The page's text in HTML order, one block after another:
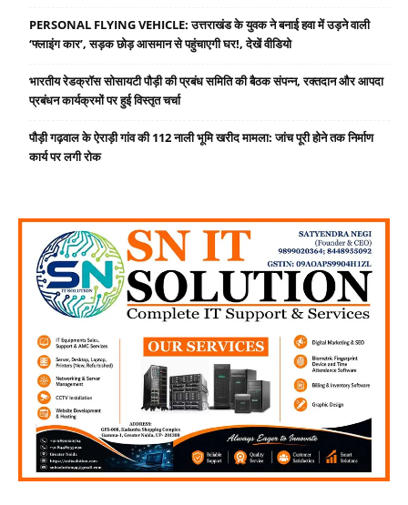
PERSONAL FLYING VEHICLE: उत्तराखंड के युवक ने बनाई हवा में उड़ने वाली
‘फ्लाइंग कार’, सड़क छोड़ आसमान से पहुंचाएगी घर!, देखें वीडियो
भारतीय रेडक्रॉस सोसायटी पौड़ी की प्रबंध समिति की बैठक संपन्न, रक्तदान और आपदा
प्रबंधन कार्यक्रमों पर हुई विस्तृत चर्चा
पौड़ी गढ़वाल के ऐराड़ी गांव की 112 नाली भूमि खरीद मामला: जांच पूरी होने तक निर्माण
कार्य पर लगी रोक